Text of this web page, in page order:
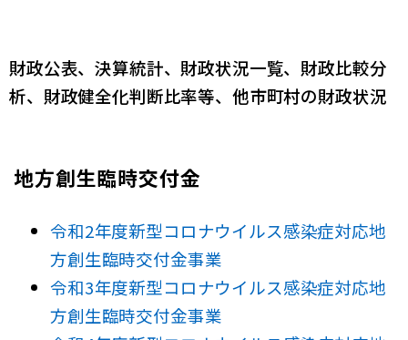
財政公表、決算統計、財政状況一覧、財政比較分
析、財政健全化判断比率等、他市町村の財政状況
地方創生臨時交付金
令和2年度新型コロナウイルス感染症対応地
方創生臨時交付金事業
令和3年度新型コロナウイルス感染症対応地
方創生臨時交付金事業